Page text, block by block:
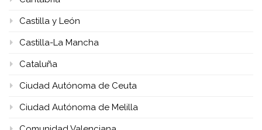
Castilla y León
Castilla-La Mancha
Cataluña
Ciudad Autónoma de Ceuta
Ciudad Autónoma de Melilla